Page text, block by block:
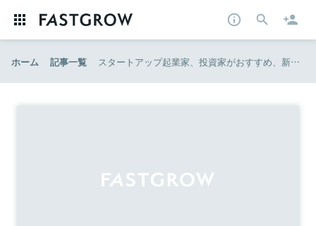
ホーム 記事一覧 スタートアップ起業家、投資家がおすすめ、新社会人が読むべき本33選 | STARTUP DB MEDIA | 日々進化する、成長産業領域に特化した情報プラットフォーム